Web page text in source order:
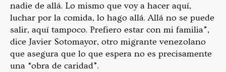
nadie de allá. Lo mismo que voy a hacer aquí,
luchar por la comida, lo hago allá. Allá no se puede
salir, aquí tampoco. Prefiero estar con mi familia”,
dice Javier Sotomayor, otro migrante venezolano
que asegura que lo que espera no es precisamente
una “obra de caridad”.